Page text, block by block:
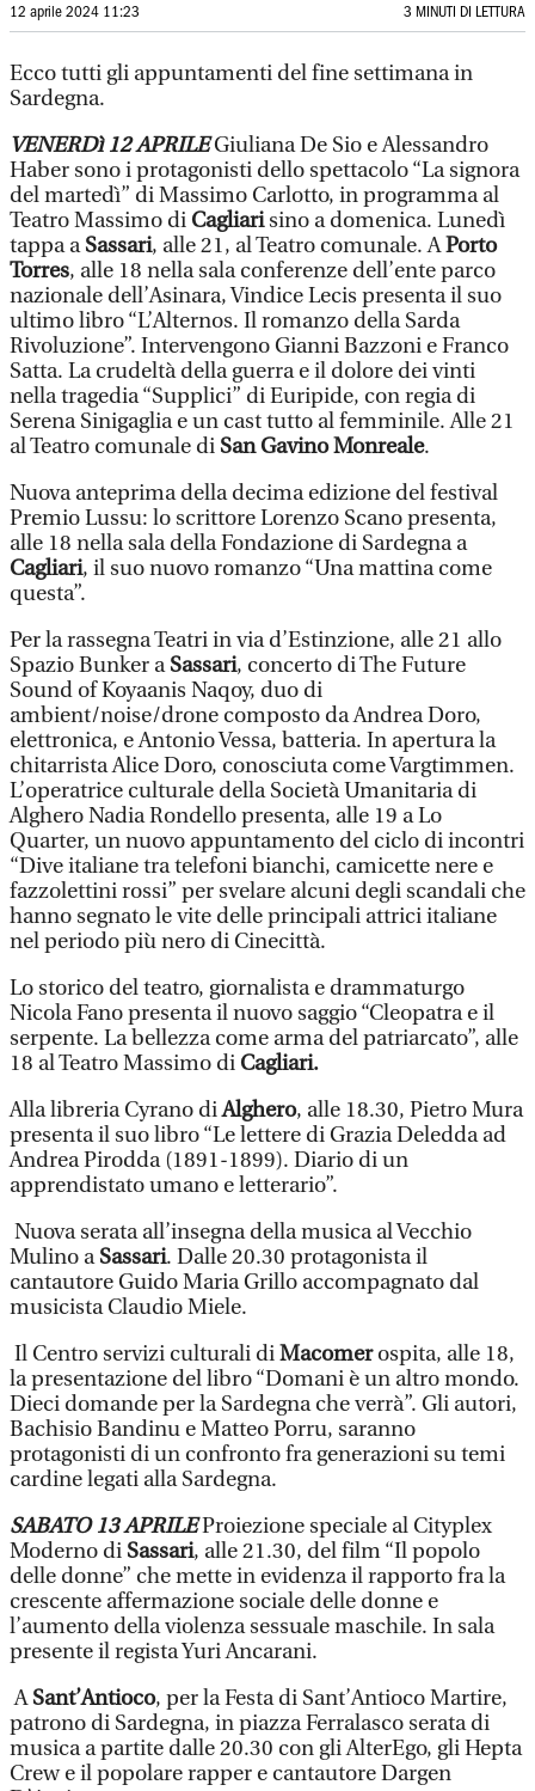
12 aprile 2024 11:23 3 MINUTI DI LETTURA
Ecco tutti gli appuntamenti del fine settimana in
Sardegna.
VENERDì 12 APRILEGiuliana De Sio e Alessandro
Haber sono i protagonisti dello spettacolo “La signora
del martedì” di Massimo Carlotto, in programma al
Teatro Massimo di Cagliarisino a domenica. Lunedì
tappa aSassari, alle 21, al Teatro comunale. APorto
Torres, alle 18 nella sala conferenze dell’ente parco
nazionale dell’Asinara, Vindice Lecis presenta il suo
ultimo libro “L’Alternos. Il romanzo della Sarda
Rivoluzione”. Intervengono Gianni Bazzoni e Franco
Satta. La crudeltà della guerra e il dolore dei vinti
nella tragedia “Supplici” di Euripide, con regia di
Serena Sinigaglia e un cast tutto al femminile. Alle 21
al Teatro comunale di San Gavino Monreale.
Nuova anteprima della decima edizione del festival
Premio Lussu: lo scrittore Lorenzo Scano presenta,
alle 18 nella sala della Fondazione di Sardegna a
Cagliari, il suo nuovo romanzo “Una mattina come
questa”.
Per la rassegna Teatri in via d’Estinzione, alle 21 allo
Spazio Bunker aSassari, concerto di The Future
Sound of Koyaanis Naqoy, duo di
ambient/noise/drone composto da Andrea Doro,
elettronica, e Antonio Vessa, batteria. In apertura la
chitarrista Alice Doro, conosciuta come Vargtimmen.
L’operatrice culturale della Società Umanitaria di
Alghero Nadia Rondello presenta, alle 19 a Lo
Quarter, un nuovo appuntamento del ciclo di incontri
“Dive italiane tra telefoni bianchi, camicette nere e
fazzolettini rossi” per svelare alcuni degli scandali che
hanno segnato le vite delle principali attrici italiane
nel periodo più nero di Cinecittà.
Lo storico del teatro, giornalista e drammaturgo
Nicola Fano presenta il nuovo saggio “Cleopatra e il
serpente. La bellezza come arma del patriarcato”, alle
18 al Teatro Massimo di Cagliari.
Alla libreria Cyrano diAlghero, alle 18.30, Pietro Mura
presenta il suo libro “Le lettere di Grazia Deledda ad
Andrea Pirodda (1891-1899). Diario di un
apprendistato umano e letterario”.
Nuova serata all’insegna della musica al Vecchio
Mulino aSassari. Dalle 20.30 protagonista il
cantautore Guido Maria Grillo accompagnato dal
musicista Claudio Miele.
Il Centro servizi culturali diMacomerospita, alle 18,
la presentazione del libro “Domani è un altro mondo.
Dieci domande per la Sardegna che verrà”. Gli autori,
Bachisio Bandinu e Matteo Porru, saranno
protagonisti di un confronto fra generazioni su temi
cardine legati alla Sardegna.
SABATO 13 APRILEProiezione speciale al Cityplex
Moderno di Sassari, alle 21.30, del film “Il popolo
delle donne” che mette in evidenza il rapporto fra la
crescente affermazione sociale delle donne e
l’aumento della violenza sessuale maschile. In sala
presente il regista Yuri Ancarani.
ASant’Antioco, per la Festa di Sant’Antioco Martire,
patrono di Sardegna, in piazza Ferralasco serata di
musica a partite dalle 20.30 con gli AlterEgo, gli Hepta
Crew e il popolare rapper e cantautore Dargen